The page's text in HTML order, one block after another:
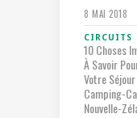
8 MAI 2018
CIRCUITS
10 Choses
À Savoir
Votre Séjour
Camping-
Nouvelle-